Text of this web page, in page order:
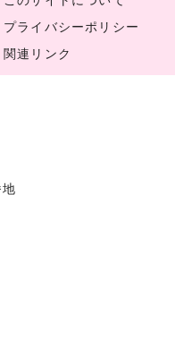
プライバシーポリシー
関連リンク